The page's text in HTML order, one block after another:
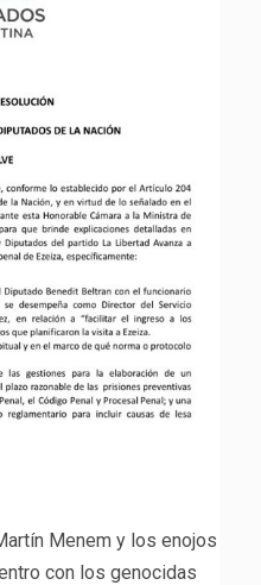
Menem y los enojos
con los genocidas